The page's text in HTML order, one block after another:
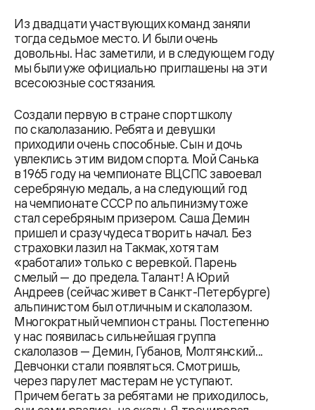
Из двадцати участвующих команд заняли
тогда седьмое место. И были очень
довольны. Нас заметили, и в следующем году
мы были уже официально приглашены на эти
всесоюзные состязания.
Создали первую в стране спортшколу
по скалолазанию. Ребята и девушки
приходили очень способные. Сын и дочь
увлеклись этим видом спорта. Мой Санька
в 1965 году на чемпионате ВЦСПС завоевал
серебряную медаль, а на следующий год
на чемпионате СССР по альпинизму тоже
стал серебряным призером. Саша Демин
пришел и сразу чудеса творить начал. Без
страховки лазил на Такмак, хотя там
«работали» только с веревкой. Парень
смелый — до предела. Талант! А Юрий
Андреев (сейчас живет в Санкт-Петербурге)
альпинистом был отличным и скалолазом.
Многократный чемпион страны. Постепенно
у нас появилась сильнейшая группа
скалолазов — Демин, Губанов, Молтянский...
Девчонки стали появляться. Смотришь,
через пару лет мастерам не уступают.
Причем бегать за ребятами не приходилось,